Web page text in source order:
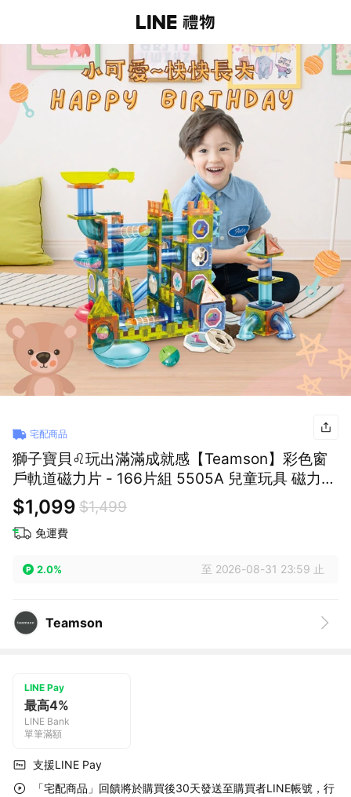
宅配商品
獅子寶貝♌玩出滿滿成就感【Teamson】彩色窗
戶軌道磁力片 - 166片組 5505A 兒童玩具 磁力片
親子共玩 創意不受限 多種玩法 手部鍛鍊 生日禮
物 快樂成長
$1,099 $1,499
免運費
2.0% 至 2026-08-31 23:59 止
Teamson
LINE Pay
最高4%
LINE Bank
單筆滿額
支援LINE Pay
「宅配商品」回饋將於購買後30天發送至購買者LINE帳號，行